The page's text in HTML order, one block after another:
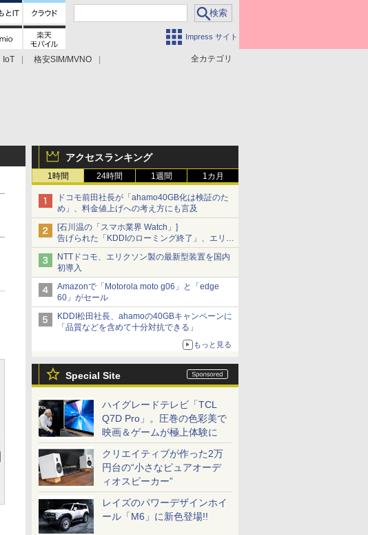
Impress サイト
全カテゴリ
IoT
格安SIM/MVNO
アクセスランキング
1時間 24時間 1週間 1カ月
ドコモ前田社長が「ahamo40GB化は検証のた
め」、料金値上げへの考え方にも言及
[石川温の「スマホ業界 Watch」]
告げられた「KDDIのローミング終了」、エリア
マップの落とし穴と楽天モバイルの課題
NTTドコモ、エリクソン製の最新型装置を国内
初導入
Amazonで「Motorola moto g06」と「edge
60」がセール
KDDI松田社長、ahamoの40GBキャンペーンに
「品質などを含めて十分対抗できる」
もっと見る
Special Site
ハイグレードテレビ「TCL
Q7D Pro」。圧巻の色彩美で
映画＆ゲームが極上体験に
クリエイティブが作った2万
円台の“小さなピュアオーデ
ィオスピーカー”
レイズのパワーデザインホイ
ール「M6」に新色登場!!